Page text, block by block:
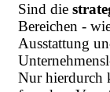
Sind die
Bereichen -
Ausstattung
Nur hierdurch